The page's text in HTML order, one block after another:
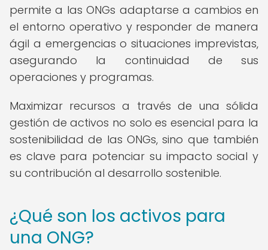
permite a las ONGs adaptarse a cambios en
el entorno operativo y responder de manera
ágil a emergencias o situaciones imprevistas,
asegurando la continuidad de sus
operaciones y programas.
Maximizar recursos a través de una sólida
gestión de activos no solo es esencial para la
sostenibilidad de las ONGs, sino que también
es clave para potenciar su impacto social y
su contribución al desarrollo sostenible.
¿Qué son los activos para
una ONG?